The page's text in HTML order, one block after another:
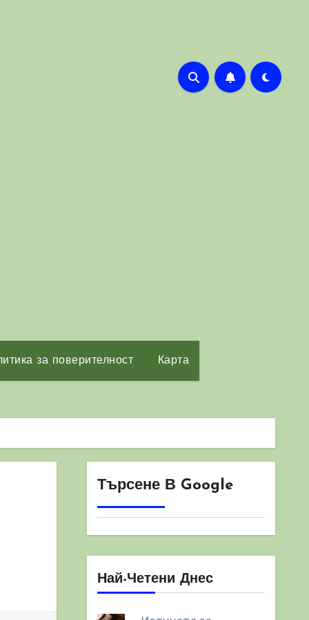
за поверителност Карта
Търсене В Google
Най-Четени Днес